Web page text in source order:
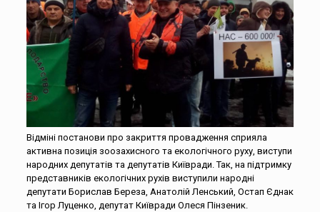
Відміні постанови про закриття провадження сприяла
активна позиція зоозахисного та екологічного руху, виступи
народних депутатів та депутатів Київради. Так, на підтримку
представників екологічних рухів виступили народні
депутати Борислав Береза, Анатолій Ленський, Остап Єднак
та Ігор Луценко, депутат Київради Олеся Пінзеник.